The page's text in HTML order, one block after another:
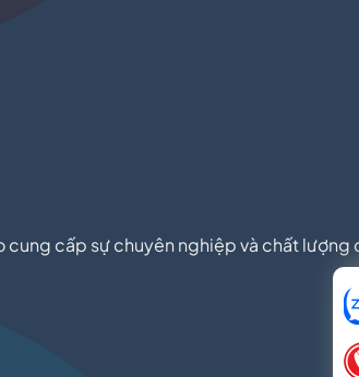
cấp sự chuyên nghiệp và chất lượng